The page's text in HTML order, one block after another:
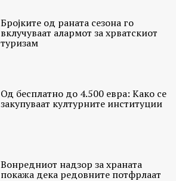
Бројките од раната сезона го
вклучуваат алармот за хрватскиот
туризам
Од бесплатно до 4.500 евра: Како се
закупуваат културните институции
Вонредниот надзор за храната
покажа дека редовните потфрлаат